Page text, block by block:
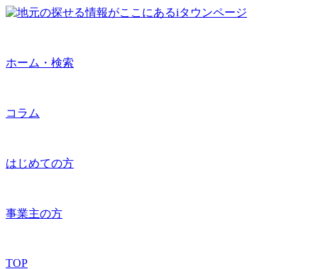
ホーム・検索
コラム
はじめての方
事業主の方
TOP